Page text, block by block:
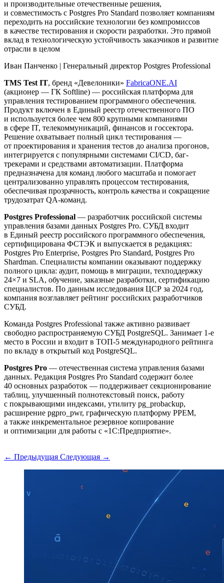
и производительные отечественные решения,
и совместимость с Postgres Pro Standard позволяет компаниям
переходить на российские технологии без компромиссов
в качестве тестирования и скорости разработки. Это прямой
вклад в технологическую устойчивость заказчиков и развитие
отрасли в целом
Иван Панченко | Генеральный директор Postgres Professional
TMS Test IT, бренд «Девелоники» FabricaONE.AI
(акционер — ГК Softline) — российская платформа для
управления тестированием программного обеспечения.
Продукт включен в Единый реестр отечественного ПО
и используется более чем 800 крупными компаниями
в сфере IT, телекоммуникаций, финансов и госсектора.
Решение охватывает полный цикл тестирования —
от проектирования и хранения тестов до анализа прогонов,
интегрируется с популярными системами CI/CD, баг-
трекерами и средствами автоматизации. Платформа
предназначена для команд любого масштаба и помогает
централизованно управлять процессом тестирования,
обеспечивая прозрачность, контроль качества и сокращение
трудозатрат QA-команд.
Postgres Professional — разработчик российской системы
управления базами данных Postgres Pro. СУБД входит
в Единый реестр российского программного обеспечения,
сертифицирована ФСТЭК и выпускается в редакциях:
Postgres Pro Enterprise, Postgres Pro Standard, Postgres Pro
Shardman. Специалисты компании оказывают поддержку
полного цикла: аудит, помощь в миграции, техподдержку
24×7 и SLA, обучение, заказные разработки, сертификацию
специалистов. По данным исследования ЦСР за 2024 год,
компания возглавляет рейтинг российских разработчиков
СУБД.
Команда Postgres Professional также активно развивает
свободно распространяемую СУБД PostgreSQL. Занимает 1-е
место в России и входит в ТОП-5 международного рейтинга
по вкладу в открытый код PostgreSQL.
Postgres Pro — отечественная система управления базами
данных. Редакция Postgres Pro Standard содержит более
40 основных разработок — поддерживает секционирование
таблиц, улучшенный полнотекстовый поиск, работу
с покрывающими индексами, утилиту pg_probackup,
расширение pgpro_pwr, графическую платформу PPEM,
а также инкрементальное резервное копирование
и оптимизации для работы с «1С:Предприятие».
← Предыдущая Следующая →